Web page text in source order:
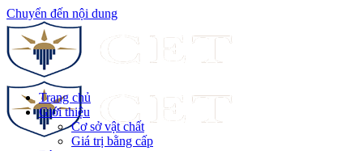
Chuyển đến nội dung
Trang chủ
Giới thiệu
Cơ sở vật chất
Giá trị bằng cấp